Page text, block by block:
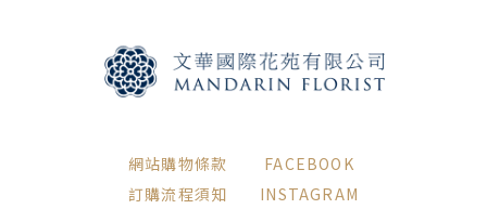
網站購物條款
訂購流程須知
FACEBOOK
INSTAGRAM